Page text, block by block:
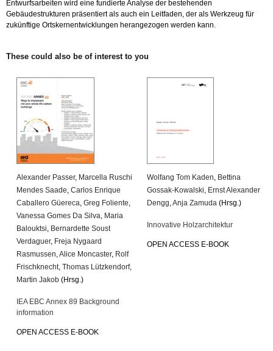
Entwurfsarbeiten wird eine fundierte Analyse der bestehenden
Gebäudestrukturen präsentiert als auch ein Leitfaden, der als Werkzeug für
zukünftige Ortskernentwicklungen herangezogen werden kann.
These could also be of interest to you
Alexander Passer, Marcella Ruschi
Mendes Saade ,Carlos Enrique
Caballero Güereca ,Greg Foliente
Vanessa Gomes Da Silva Maria
Balouktsi Bernardette Soust
Verdaguer, Freja Nygaard
Rasmussen ,Alice Moncaster, Rolf
Frischknecht ,Thomas Lützkendorf,
Martin Jakob (Hrsg.)
IEA EBC Annex 89 Background
information
OPEN ACCESS E-BOOK
Wolfang Tom Kaden Bettina
Gossak-Kowalski Ernst Alexander
Dengg ,Anja Zamuda (Hrsg.)
Innovative Holzarchitektur
OPEN ACCESS E-BOOK